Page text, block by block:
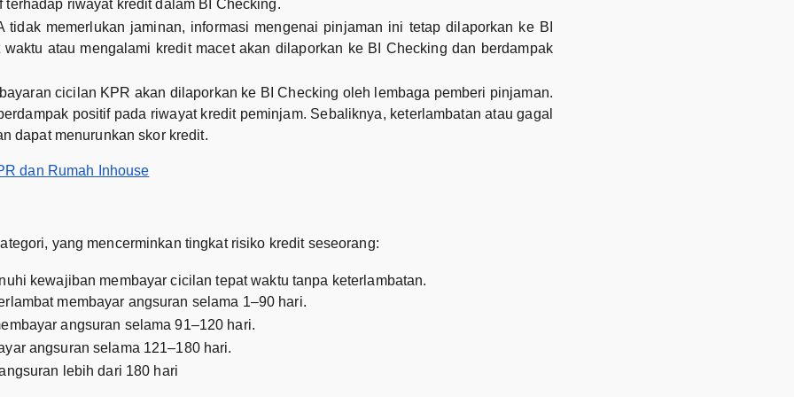
riwayat kredit dalam BI Checking.
tidak memerlukan jaminan, informasi mengenai pinjaman ini tetap dilaporkan ke BI
atau mengalami kredit macet akan dilaporkan ke BI Checking dan berdampak
cicilan KPR akan dilaporkan ke BI Checking oleh lembaga pemberi pinjaman.
positif pada riwayat kredit peminjam. Sebaliknya, keterlambatan atau gagal
dapat menurunkan skor kredit.
dan Rumah Inhouse
yang mencerminkan tingkat risiko kredit seseorang:
kewajiban membayar cicilan tepat waktu tanpa keterlambatan.
membayar angsuran selama 1–90 hari.
angsuran selama 91–120 hari.
angsuran selama 121–180 hari.
lebih dari 180 hari